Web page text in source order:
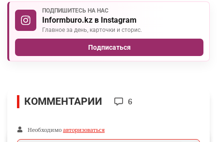
ПОДПИШИТЕСЬ НА НАС
Informburo.kz в Instagram
Главное за день, карточки и сторис.
Подписаться
КОММЕНТАРИИ 6
Необходимо авторизоваться